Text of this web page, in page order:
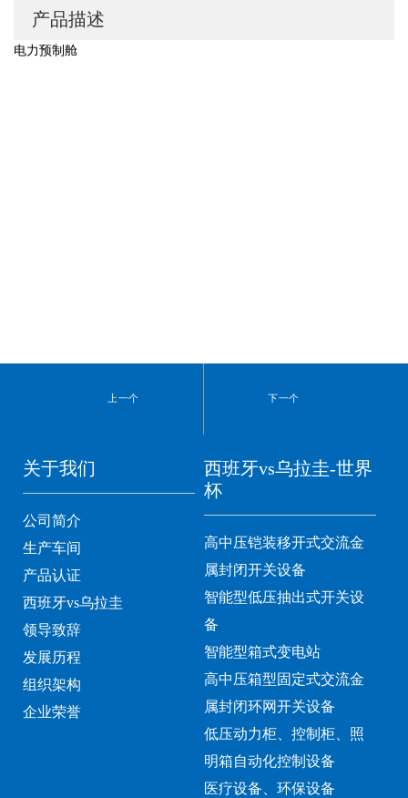
产品描述
电力预制舱
上一个 下一个
关于我们
公司简介
生产车间
产品认证
西班牙vs乌拉圭
领导致辞
发展历程
组织架构
企业荣誉
西班牙vs乌拉圭-世界
杯
高中压铠装移开式交流金
属封闭开关设备
智能型低压抽出式开关设
备
智能型箱式变电站
高中压箱型固定式交流金
属封闭环网开关设备
低压动力柜、控制柜、照
明箱自动化控制设备
医疗设备、环保设备